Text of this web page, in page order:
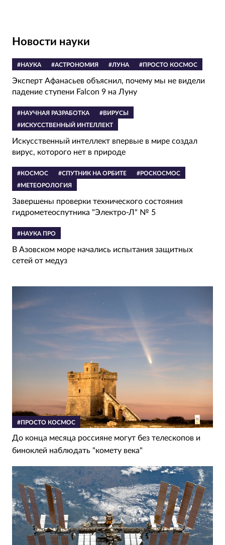
Новости науки
#НАУКА #АСТРОНОМИЯ #ЛУНА #ПРОСТО КОСМОС
Эксперт Афанасьев объяснил, почему мы не видели
падение ступени Falcon 9 на Луну
#НАУЧНАЯ РАЗРАБОТКА
#ВИРУСЫ
#ИСКУССТВЕННЫЙ ИНТЕЛЛЕКТ
Искусственный интеллект впервые в мире создал
вирус, которого нет в природе
#КОСМОС #СПУТНИК НА ОРБИТЕ
#РОСКОСМОС
#МЕТЕОРОЛОГИЯ
Завершены проверки технического состояния
гидрометеоспутника "Электро-Л" № 5
#НАУКА ПРО
В Азовском море начались испытания защитных
сетей от медуз
#ПРОСТО КОСМОС
До конца месяца россияне могут без телескопов и
биноклей наблюдать "комету века"